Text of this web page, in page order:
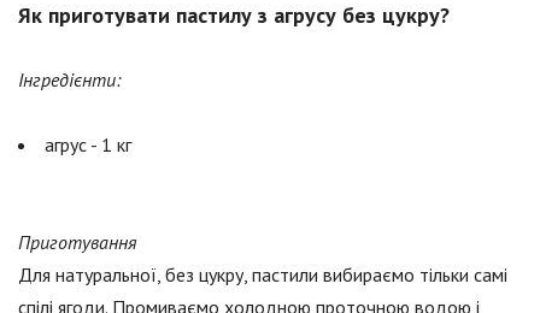
Як приготувати пастилу з агрусу без цукру?
Інгредієнти:
агрус - 1 кг
Приготування
Для натуральної, без цукру, пастили вибираємо тільки самі
спілі ягоди. Промиваємо холодною проточною водою і